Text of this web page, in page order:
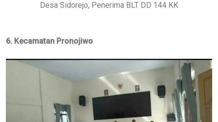
Desa Sidorejo, Penerima BLT DD 144 KK
6. Kecamatan Pronojiwo